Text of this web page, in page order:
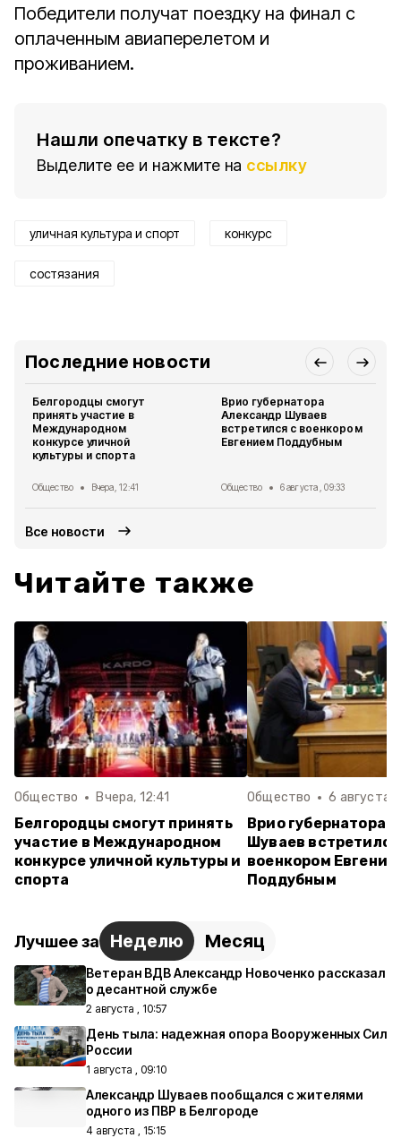
Победители получат поездку на финал с
оплаченным авиаперелетом и
проживанием.
Нашли опечатку в тексте?
Выделите ее и нажмите на ссылку
уличная культура и спорт конкурс
состязания
Последние новости
Белгородцы смогут
принять участие в
Международном
конкурсе уличной
культуры и спорта
Общество Вчера, 12:41
Врио губернатора
Александр Шуваев
встретился с военкором
Евгением Поддубным
Общество 6 августа , 09:33
Все новости
Читайте также
Общество Вчера, 12:41
Белгородцы смогут принять
участие в Международном
конкурсе уличной культуры и
спорта
Общество 6 августа ,
Врио губернатора
Шуваев
военкором
Поддубным
Лучшее за Неделю Месяц
Ветеран ВДВ Александр Новоченко рассказал
о десантной службе
2 августа , 10:57
День тыла: надежная опора Вооруженных Сил
России
1 августа , 09:10
Александр Шуваев пообщался с жителями
одного из ПВР в Белгороде
4 августа , 15:15